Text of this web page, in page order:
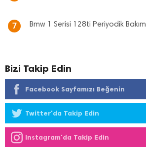
7 Bmw 1 Serisi 128ti Periyodik Bakım
Bizi Takip Edin
Facebook Sayfamızı Beğenin
Twitter'da Takip Edin
Instagram'da Takip Edin